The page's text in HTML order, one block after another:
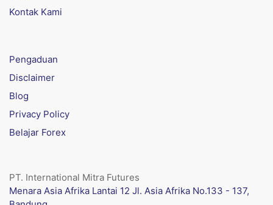
Kontak Kami
Pengaduan
Disclaimer
Blog
Privacy Policy
Belajar Forex
PT. International Mitra Futures
Menara Asia Afrika Lantai 12 Jl. Asia Afrika No.133 - 137,